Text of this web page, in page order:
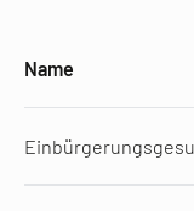
Name